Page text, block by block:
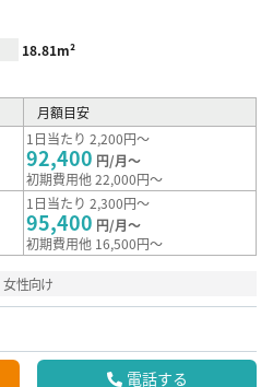
18.81m²
月額目安
1日当たり 2,200円～
92,400 円/月～
初期費用他 22,000円～
1日当たり 2,300円～
95,400 円/月～
初期費用他 16,500円～
女性向け
電話する